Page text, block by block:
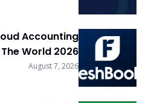
Accounting
World 2026
August 7, 2026